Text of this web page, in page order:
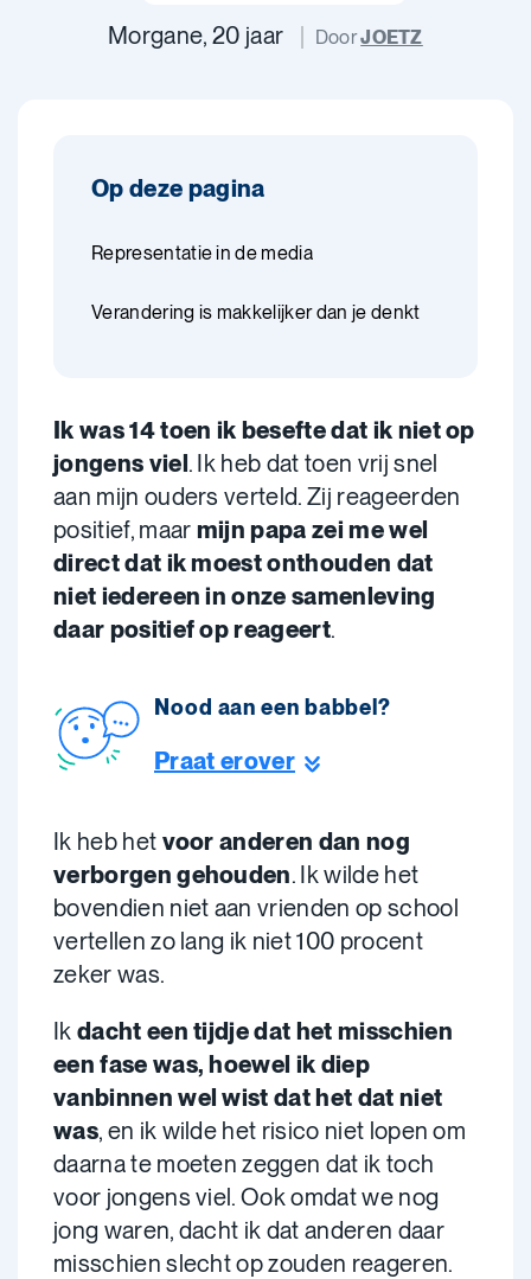
Morgane, 20 jaar DoorJOETZ
Op deze pagina
Representatie in de media
Verandering is makkelijker dan je denkt
Ik was 14 toen ik besefte dat ik niet op
jongens viel. Ik heb dat toen vrij snel
aan mijn ouders verteld. Zij reageerden
positief, maar mijn papa zei me wel
direct dat ik moest onthouden dat
niet iedereen in onze samenleving
daar positief op reageert.
Nood aan een babbel?
Praat erover
Ik heb het voor anderen dan nog
verborgen gehouden. Ik wilde het
bovendien niet aan vrienden op school
vertellen zo lang ik niet 100 procent
zeker was.
Ik dacht een tijdje dat het misschien
een fase was, hoewel ik diep
vanbinnen wel wist dat het dat niet
was, en ik wilde het risico niet lopen om
daarna te moeten zeggen dat ik toch
voor jongens viel. Ook omdat we nog
jong waren, dacht ik dat anderen daar
misschien slecht op zouden reageren.